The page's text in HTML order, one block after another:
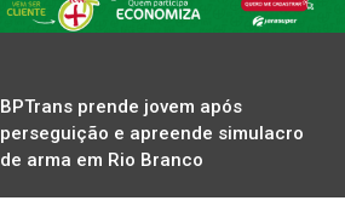
BPTrans prende jovem após
perseguição e apreende simulacro
de arma em Rio Branco